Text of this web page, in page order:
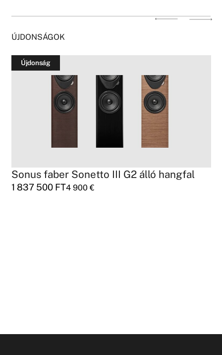
ÚJDONSÁGOK
Újdonság
Sonus faber Sonetto III G2 álló hangfal
1 837 500 FT4 900€